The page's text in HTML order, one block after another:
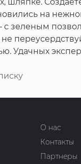
на
зеленым
Удачных
О нас
Контакты
Партнеры